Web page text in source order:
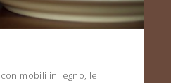
mobili in legno, le